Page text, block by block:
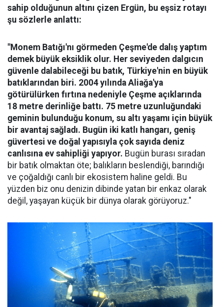
sahip olduğunun altını çizen Ergün, bu eşsiz rotayı
şu sözlerle anlattı:
"Monem Batığı'nı görmeden Çeşme'de dalış yaptım
demek büyük eksiklik olur. Her seviyeden dalgıcın
güvenle dalabileceği bu batık, Türkiye'nin en büyük
batıklarından biri. 2004 yılında Aliağa'ya
götürülürken fırtına nedeniyle Çeşme açıklarında
18 metre derinliğe battı. 75 metre uzunluğundaki
geminin bulunduğu konum, su altı yaşamı için büyük
bir avantaj sağladı. Bugün iki katlı hangarı, geniş
güvertesi ve doğal yapısıyla çok sayıda deniz
canlısına ev sahipliği yapıyor. Bugün burası sıradan
bir batık olmaktan öte; balıkların beslendiği, barındığı
ve çoğaldığı canlı bir ekosistem haline geldi. Bu
yüzden biz onu denizin dibinde yatan bir enkaz olarak
değil, yaşayan küçük bir dünya olarak görüyoruz."